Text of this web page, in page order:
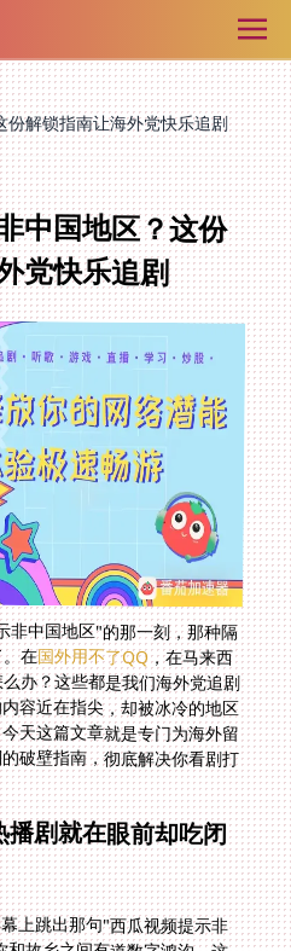
解锁指南让海外党快乐追剧
中国地区？这份
党快乐追剧
非中国地区"的那一刻，那种隔
在国外用不了QQ，在马来西
亚用搜狐视频地区限制怎么办？这些都是我们海外党追剧
的日常困境。明明家乡的内容近在指尖，却被冰冷的地区
提示拦在门外。别担心，今天这篇文章就是专门为海外留
学生、工作者和华人定制的破壁指南，彻底解决你看剧打
剧就在眼前却吃闭
上跳出那句"西瓜视频提示非
故乡之间有道数字鸿沟。这
议会锁定访问权限，当系统检
蔽。特别是在深夜追剧的时
示令人格外沮丧。在国外用不
在马来西亚用搜狐视频地区限